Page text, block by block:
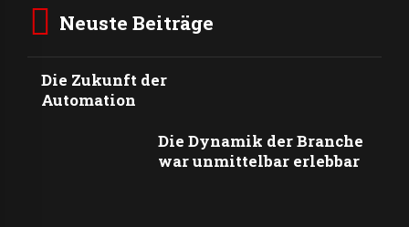
Neuste Beiträge
Die Zukunft der
Automation
Die Dynamik der Branche
war unmittelbar erlebbar